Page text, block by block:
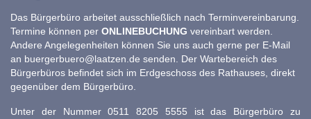
Das Bürgerbüro arbeitet ausschließlich nach Terminvereinbarung.
Termine können per ONLINEBUCHUNG vereinbart werden.
Andere Angelegenheiten können Sie uns auch gerne per E-Mail
an buergerbuero@laatzen.de senden. Der Wartebereich des
Bürgerbüros befindet sich im Erdgeschoss des Rathauses, direkt
gegenüber dem Bürgerbüro.
Unter der Nummer 0511 8205 5555 ist das Bürgerbüro zu